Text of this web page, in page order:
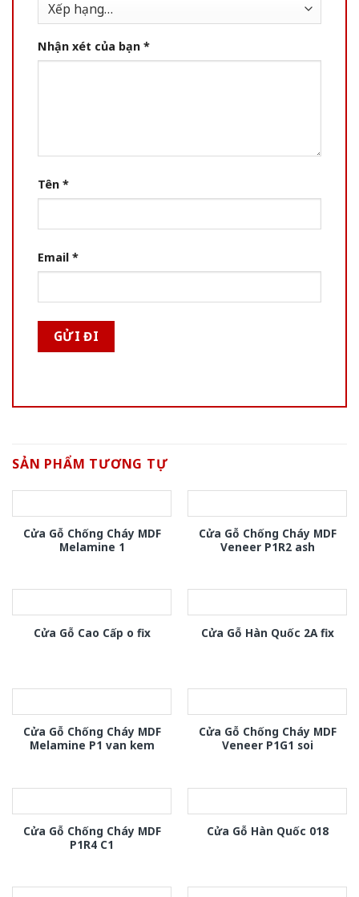
Nhận xét của bạn *
Tên *
Email *
SẢN PHẨM TƯƠNG TỰ
Cửa Gỗ Chống Cháy MDF
Melamine 1
Cửa Gỗ Chống Cháy MDF
Veneer P1R2 ash
Cửa Gỗ Cao Cấp o fix Cửa Gỗ Hàn Quốc 2A fix
Cửa Gỗ Chống Cháy MDF
Melamine P1 van kem
Cửa Gỗ Chống Cháy MDF
Veneer P1G1 soi
Cửa Gỗ Chống Cháy MDF
P1R4 C1
Cửa Gỗ Hàn Quốc 018